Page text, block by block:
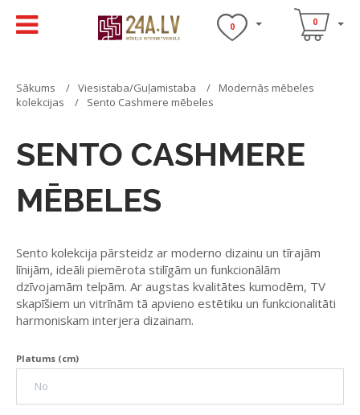
0 0
Sākums Viesistaba/Guļamistaba
Modernās mēbeles
kolekcijas
Sento Cashmere mēbeles
SENTO CASHMERE
MĒBELES
Sento kolekcija pārsteidz ar moderno dizainu un tīrajām
līnijām, ideāli piemērota stilīgām un funkcionālām
dzīvojamām telpām. Ar augstas kvalitātes kumodēm, TV
skapīšiem un vitrīnām tā apvieno estētiku un funkcionalitāti
harmoniskam interjera dizainam.
Platums (cm)